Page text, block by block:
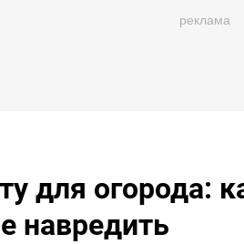
для огорода:
навредить